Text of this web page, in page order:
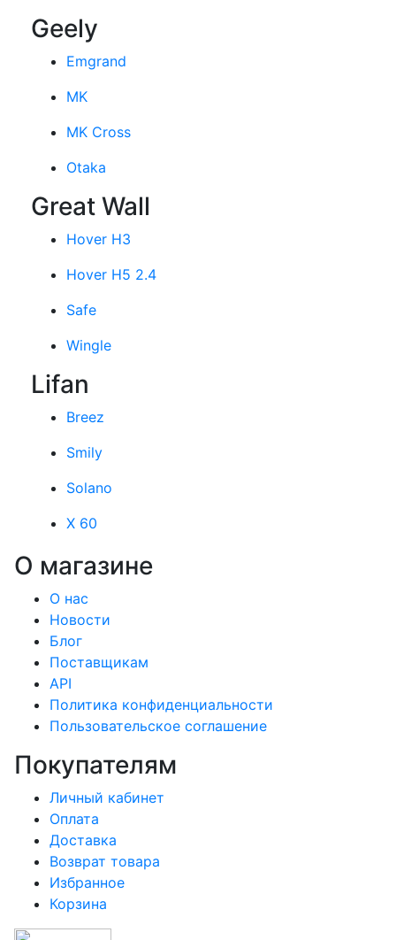
Geely
Emgrand
MK
MK Cross
Otaka
Great Wall
Hover H3
Hover H5 2.4
Safe
Wingle
Lifan
Breez
Smily
Solano
X 60
О магазине
О нас
Новости
Блог
Поставщикам
API
Политика конфиденциальности
Пользовательское соглашение
Покупателям
Личный кабинет
Оплата
Доставка
Возврат товара
Избранное
Корзина